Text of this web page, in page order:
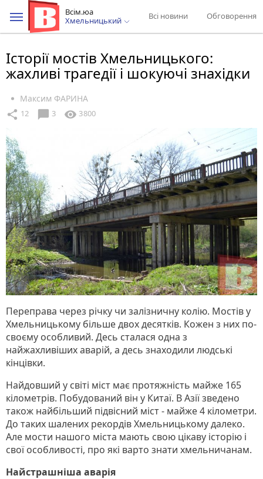
Всім.юа
Хмельницький
Всі новини Обговорення
Історії мостів Хмельницького:
жахливі трагедії і шокуючі знахідки
Максим ФАРИНА
share 12 chat_bubble 3 visibility 3800
Переправа через річку чи залізничну колію. Мостів у
Хмельницькому більше двох десятків. Кожен з них по-
своєму особливий. Десь сталася одна з
найжахливіших аварій, а десь знаходили людські
кінцівки.
Найдовший у світі міст має протяжність майже 165
кілометрів. Побудований він у Китаї. В Азії зведено
також найбільший підвісний міст - майже 4 кілометри.
До таких шалених рекордів Хмельницькому далеко.
Але мости нашого міста мають свою цікаву історію і
свої особливості, про які варто знати хмельничанам.
Найстрашніша аварія